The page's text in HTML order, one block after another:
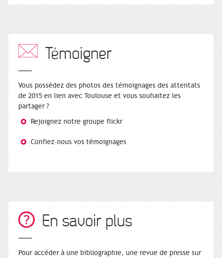
Témoigner
Vous possédez des photos des témoignages des attentats
de 2015 en lien avec Toulouse et vous souhaitez les
partager ?
Rejoignez notre groupe flickr
Confiez-nous vos témoignages
En savoir plus
Pour accéder à une bibliographie, une revue de presse sur